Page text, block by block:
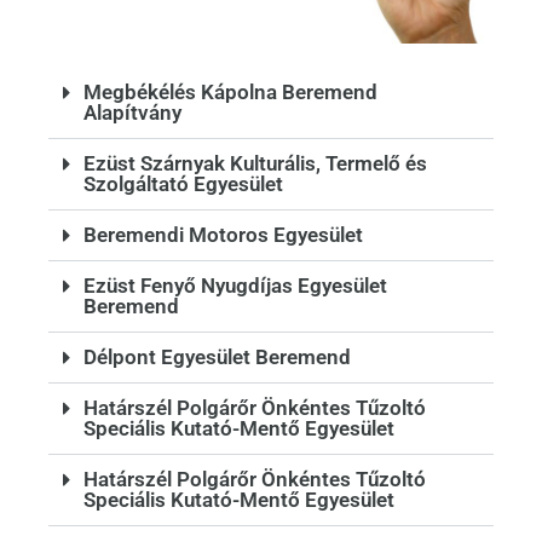
Megbékélés Kápolna Beremend
Alapítvány
Ezüst Szárnyak Kulturális, Termelő és
Szolgáltató Egyesület
Beremendi Motoros Egyesület
Ezüst Fenyő Nyugdíjas Egyesület
Beremend
Délpont Egyesület Beremend
Határszél Polgárőr Önkéntes Tűzoltó
Speciális Kutató-Mentő Egyesület
Határszél Polgárőr Önkéntes Tűzoltó
Speciális Kutató-Mentő Egyesület